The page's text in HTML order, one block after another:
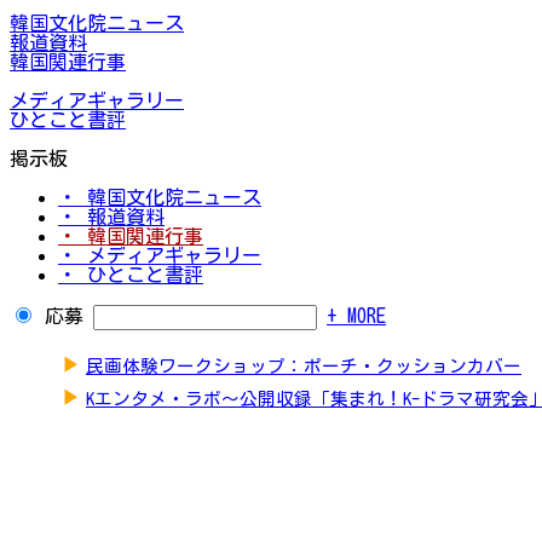
韓国文化院ニュース
報道資料
韓国関連行事
メディアギャラリー
ひとこと書評
掲示板
・ 韓国文化院ニュース
・ 報道資料
・ 韓国関連行事
・ メディアギャラリー
・ ひとこと書評
応募 + MORE
▶ 民画体験ワークショップ：ポーチ・クッションカバー
▶ Kエンタメ・ラボ～公開収録「集まれ！K-ドラマ研究会